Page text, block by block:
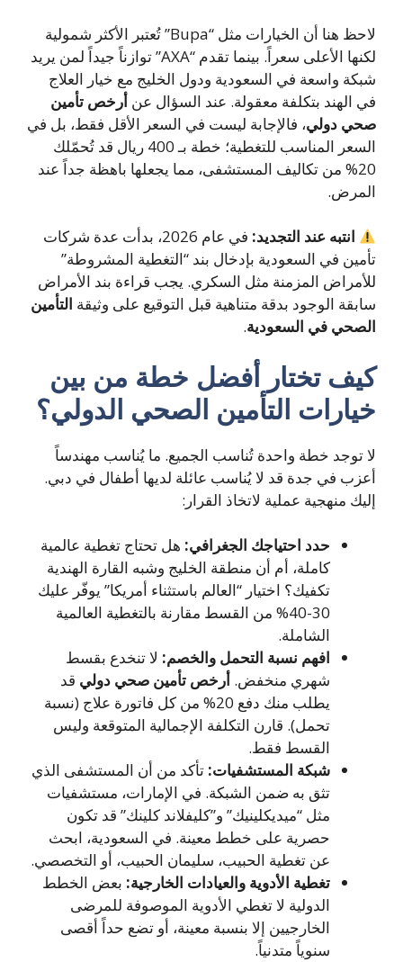
لاحظ هنا أن الخيارات مثل “Bupa” تُعتبر الأكثر شمولية
لكنها الأعلى سعراً. بينما تقدم “AXA” توازناً جيداً لمن يريد
واسعة في السعودية ودول الخليج مع خيار العلاج
الهند بتكلفة معقولة. عند السؤال عنأرخص تأمين
دولي ، فالإجابة ليست في السعر الأقل فقط، بل في
السعر المناسب للتغطية؛ خطة بـ 400 ريال قد تُحمّلك
20% من تكاليف المستشفى، مما يجعلها باهظة جداً عند
انتبه عند التجديد:
في عام 2026، بدأت عدة شركات
في السعودية بإدخال بند “التغطية المشروطة”
المزمنة مثل السكري. يجب قراءة بند الأمراض
الوجود بدقة متناهية قبل التوقيع على وثيقة التأمين
في السعودية.
تختار أفضل خطة من بين
التأمين الصحي الدولي؟
توجد خطة واحدة تُناسب الجميع. ما يُناسب مهندساً
في جدة قد لا يُناسب عائلة لديها أطفال في دبي.
منهجية عملية لاتخاذ القرار:
حدد احتياجك الجغرافي:هل تحتاج تغطية عالمية
كاملة، أم أن منطقة الخليج وشبه القارة الهندية
تكفيك؟ اختيار “العالم باستثناء أمريكا” يوفّر عليك
30-40% من القسط مقارنة بالتغطية العالمية
الشاملة.
افهم نسبة التحمل والخصم:لا تنخدع بقسط
شهري منخفض.أرخص تأمين صحي دولي قد
يطلب منك دفع 20% من كل فاتورة علاج (نسبة
تحمل). قارن التكلفة الإجمالية المتوقعة وليس
القسط فقط.
شبكة المستشفيات:تأكد من أن المستشفى الذي
تثق به ضمن الشبكة. في الإمارات، مستشفيات
مثل “ميديكلينيك” و”كليفلاند كلينك” قد تكون
حصرية على خطط معينة. في السعودية، ابحث
عن تغطية الحبيب، سليمان الحبيب، أو التخصصي.
تغطية الأدوية والعيادات الخارجية:بعض الخطط
الدولية لا تغطي الأدوية الموصوفة للمرضى
الخارجيين إلا بنسبة معينة، أو تضع حداً أقصى
سنوياً متدنياً.